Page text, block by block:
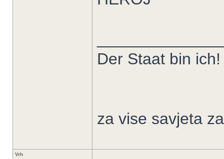
Der Staat bin ich!
za vise savjeta
Vrh